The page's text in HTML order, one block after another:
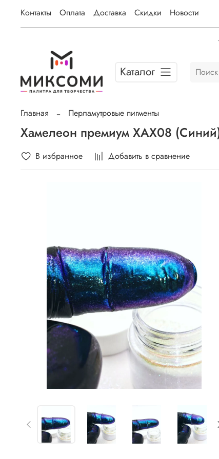
Контакты Оплата Доставка Скидки Новости
Каталог
Главная Перламутровые пигменты
Хамелеон премиум ХАХ08
В избранное Добавить в сравнение